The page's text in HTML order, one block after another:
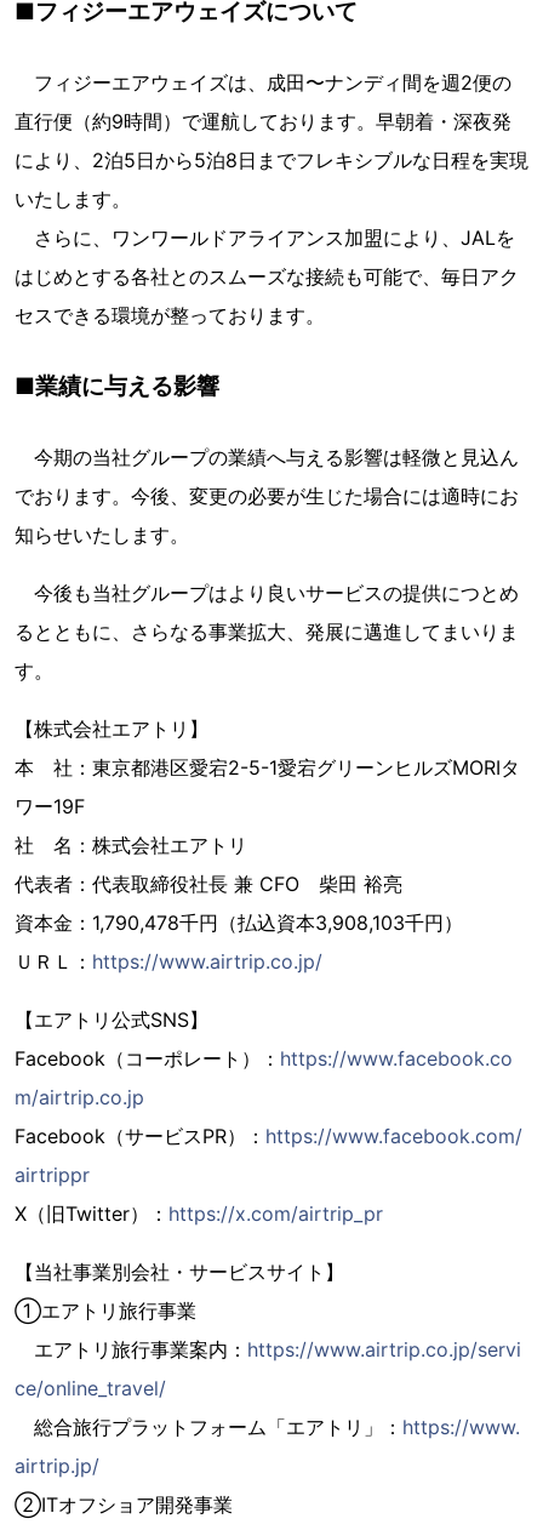
■フィジーエアウェイズについて
フィジーエアウェイズは、成田〜ナンディ間を週2便の
直行便（約9時間）で運航しております。早朝着・深夜発
により、2泊5日から5泊8日までフレキシブルな日程を実現
いたします。
さらに、ワンワールドアライアンス加盟により、JALを
はじめとする各社とのスムーズな接続も可能で、毎日アク
セスできる環境が整っております。
■業績に与える影響
今期の当社グループの業績へ与える影響は軽微と見込ん
でおります。今後、変更の必要が生じた場合には適時にお
知らせいたします。
今後も当社グループはより良いサービスの提供につとめ
るとともに、さらなる事業拡大、発展に邁進してまいりま
す。
【株式会社エアトリ】
本 社：東京都港区愛宕2-5-1愛宕グリーンヒルズMORIタ
ワー19F
社 名：株式会社エアトリ
代表者：代表取締役社長 兼 CFO 柴田 裕亮
資本金：1,790,478千円（払込資本3,908,103千円）
ＵＲＬ： https://www.airtrip.co.jp/
【エアトリ公式SNS】
Facebook（コーポレート）： https://www.facebook.co
m/airtrip.co.jp
Facebook（サービスPR）： https://www.facebook.com/
airtrippr
X（旧Twitter）： https://x.com/airtrip_pr
【当社事業別会社・サービスサイト】
➀エアトリ旅行事業
エアトリ旅行事業案内： https://www.airtrip.co.jp/servi
ce/online_travel/
総合旅行プラットフォーム「エアトリ」： https://www.
airtrip.jp/
②ITオフショア開発事業